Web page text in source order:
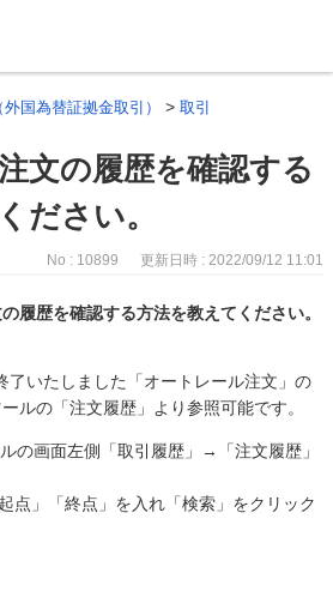
外国為替証拠金取引） > 取引
文の履歴を確認する
ださい。
No : 10899 更新日時 : 2022/09/12 11:01
履歴を確認する方法を教えてください。
了いたしました「オートレール注文」の
ルの「注文履歴」より参照可能です。
の画面左側「取引履歴」→「注文履歴」
点」「終点」を入れ「検索」をクリック